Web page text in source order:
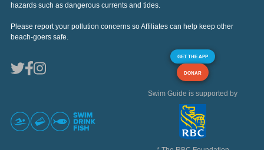
hazards such as dangerous currents and tides.
Please report your pollution concerns so Affiliates can help keep other
beach-goers safe.
GET THE APP
DONAR
Swim Guide is supported by